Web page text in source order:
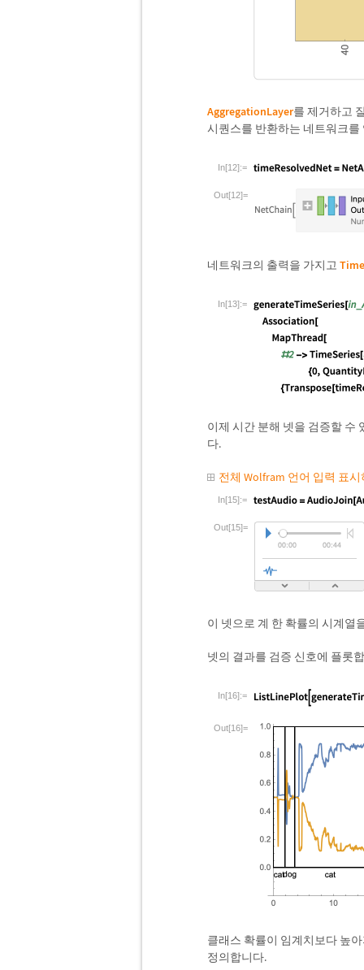
AggregationLayer를 제거하고
시퀀스를 반환하는 네트워크를
In[12]:=
Out[12]=
네트워크의 출력을 가지고
In[13]:=
이제 시간 분해 넷을 검증할 수
다.
전체 Wolfram 언어 입력 표
In[15]:=
Out[15]=
이 넷으로 계 한 확률의 시계열
넷의 결과를 검증 신호에 플롯
In[16]:=
Out[16]=
클래스 확률이 임계치보다 높
정의합니다.